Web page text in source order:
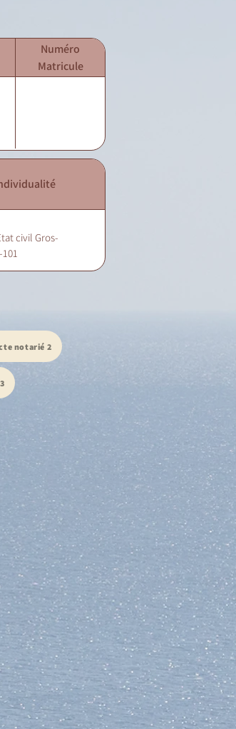
Numéro
Matricule
civil Gros-
notarié 2